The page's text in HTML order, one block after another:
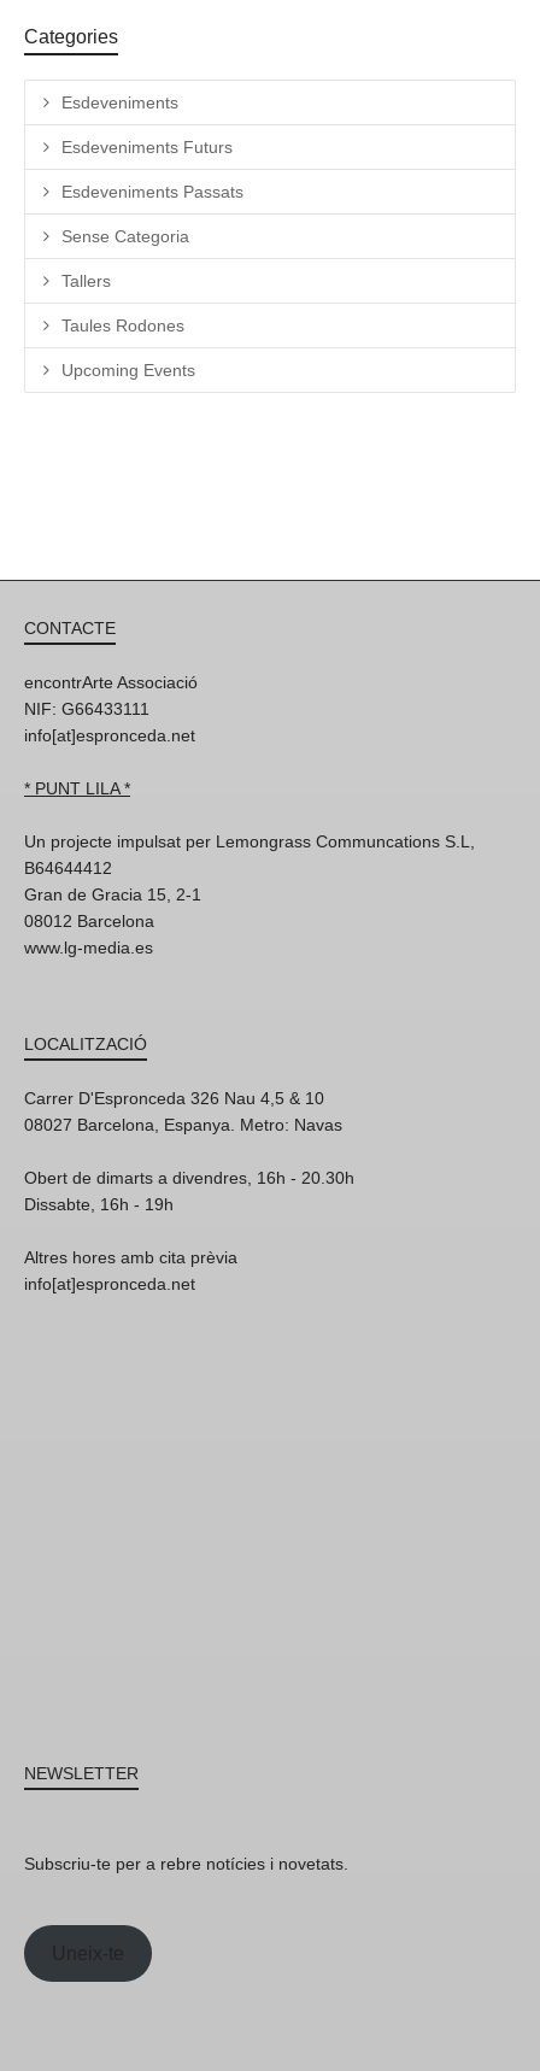
Categories
Esdeveniments
Esdeveniments Futurs
Esdeveniments Passats
Sense Categoria
Tallers
Taules Rodones
Upcoming Events
CONTACTE
encontrArte Associació
NIF: G66433111
info[at]espronceda.net
* PUNT LILA *
Un projecte impulsat per Lemongrass Communcations S.L,
B64644412
Gran de Gracia 15, 2-1
08012 Barcelona
www.lg-media.es
LOCALITZACIÓ
Carrer D'Espronceda 326 Nau 4,5 & 10
08027 Barcelona, Espanya. Metro: Navas
Obert de dimarts a divendres, 16h - 20.30h
Dissabte, 16h - 19h
Altres hores amb cita prèvia
info[at]espronceda.net
NEWSLETTER
Subscriu-te per a rebre notícies i novetats.
Uneix-te